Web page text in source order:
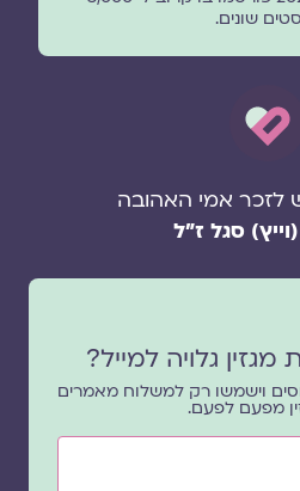
שונים.
אמי האהובה
סגל ז"ל
גלויה למייל?
וישמשו רק למשלוח מאמרים
מפעם לפעם.